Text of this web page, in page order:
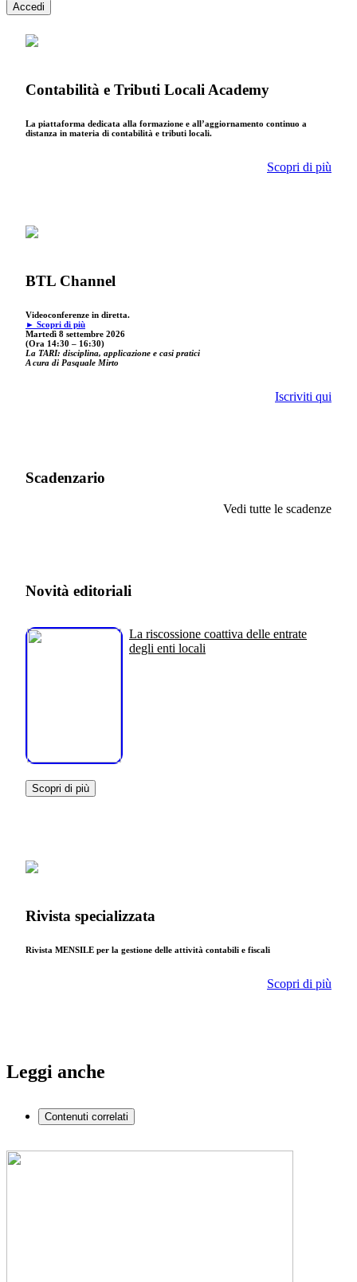
Accedi
Contabilità e Tributi Locali Academy
La piattaforma dedicata alla formazione e all’aggiornamento continuo a
distanza in materia di contabilità e tributi locali.
Scopri di più
BTL Channel
Videoconferenze in diretta.
► Scopri di più
Martedì 8 settembre 2026
(Ora 14:30 – 16:30)
La TARI: disciplina, applicazione e casi pratici
A cura di Pasquale Mirto
Iscriviti qui
Scadenzario
Vedi tutte le scadenze
Novità editoriali
La riscossione coattiva delle entrate
degli enti locali
Scopri di più
Rivista specializzata
Rivista MENSILE per la gestione delle attività contabili e fiscali
Scopri di più
Leggi anche
Contenuti correlati